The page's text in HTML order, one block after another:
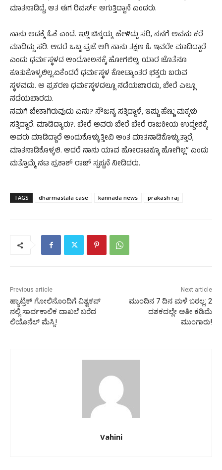
ಮಾತನಾಡಿದ್ದೆ, ಆತ ಈಗ ರಿವರ್ಸ್​ ಆಗುತ್ತಿದ್ದಾನೆ ಎಂದರು.
ನಾನು ಅದಕ್ಕೆ ಓಕೆ ಎಂದೆ. ಇಲ್ಲಿ ಚಿನ್ನಯ್ಯ ಹೇಳಿದ್ದು ಸರಿ, ನನಗೆ ಅವನು ಕರೆ
ಮಾಡಿದ್ದು ಸರಿ. ಆದರೆ ಒಬ್ಬ ಪ್ರಜೆ ಆಗಿ ನಾನು ತಕ್ಷಣ ಓ ಇವರೇ ಮಾಡಿದ್ದಾರೆ
ಎಂದು ಧರ್ಮಸ್ಥಳದ ಆಂದೋಲನಕ್ಕೆ ಹೋಗಲಿಲ್ಲ, ಯಾರ ಜೊತೆನೂ
ಕೂತುಕೊಳ್ಳಲಿಲ್ಲ.ಏಕೆಂದರೆ ಧರ್ಮಸ್ಥಳ ಕೋಟ್ಯಾಂತರ ಭಕ್ತರು ಬರುವ
ಸ್ಥಳವದು. ಆ ಪ್ರಕರಣ ಧರ್ಮಸ್ಥಳದಲ್ಲೂ ನಡೆಯಬಾರದು, ಬೇರೆ ಎಲ್ಲೂ
ನಡೆಯಬಾರದು.
ನಮಗೆ ಬೇಕಾಗಿರುವುದು ಏನು? ಸೌಜನ್ಯ ಸತ್ತಿದ್ದಾಳೆ, ಇಷ್ಟು ಹೆಣ್ಣು ಮಕ್ಕಳು
ಸತ್ತಿದ್ದಾರೆ. ಮಾಡಿದ್ಯಾರು?. ಬೇರೆ ಅವರು ಬೇರೆ ಬೇರೆ ರಾಜಕೀಯ ಉದ್ದೇಶಕ್ಕೆ
ಅವರು ಮಾಡಿದ್ದಾರೆ ಅಂದುಕೊಳ್ಳುತ್ತೀವಿ ಅಂತ ಮಾತನಾಡಿಕೊಳ್ಳುತ್ತಾರೆ,
ಮಾತನಾಡಿಕೊಳ್ಳಲಿ. ಆದರೆ ನಾನು ಯಾವ ಹೋರಾಟಕ್ಕೂ ಹೋಗಿಲ್ಲ” ಎಂದು
ಮತ್ತೊಮ್ಮೆ ನಟ ಪ್ರಕಾಶ್​ ರಾಜ್​ ಸ್ಪಷ್ಟನೆ ನೀಡಿದರು.
TAGS dharmastala case kannada news prakash raj
Previous article
ಹ್ಯಾಟ್ರಿಕ್‌ ಗೋಲಿನೊಂದಿಗೆ ವಿಶ್ವಕಪ್‌
ನಲ್ಲಿ ಸಾರ್ವಕಾಲಿಕ ದಾಖಲೆ ಬರೆದ
ಲಿಯೊನೆಲ್‌ ಮೆಸ್ಸಿ!
Next article
ಮುಂದಿನ 7 ದಿನ ಮಳೆ ಬರಲ್ಲ: 2
ದಶಕದಲ್ಲೇ ಅತೀ ಕಡಿಮೆ
ಮುಂಗಾರು!
Vahini